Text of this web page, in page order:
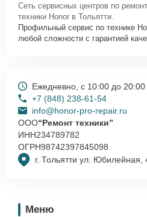
Сеть сервисных центров по
техники Honor в Тольятти.
Профильный сервис по технике
любой сложности с гарантией
г. Тольятти ул. Юбилейная,
Ежедневно, с 10:00 до 20:00
+7 (848) 238-61-54
info@honor-pro-repair.ru
ООО“Ремонт техники”
ИНН234789782
ОГРН98742397845098
Меню